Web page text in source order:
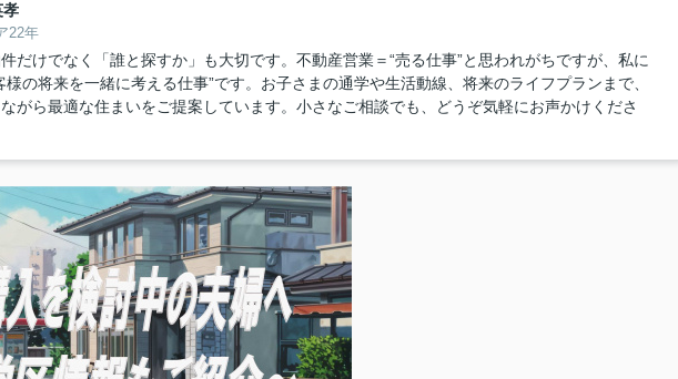
孝
22年
だけでなく「誰と探すか」も大切です。不動産営業＝“売る仕事”と思われがちですが、私に
様の将来を一緒に考える仕事”です。お子さまの通学や生活動線、将来のライフプランまで、
がら最適な住まいをご提案しています。小さなご相談でも、どうぞ気軽にお声かけくださ